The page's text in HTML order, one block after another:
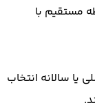
مستقیم با
یا سالانه انتخاب